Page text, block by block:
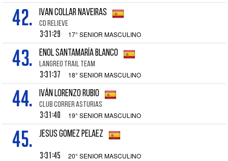
42. IVAN COLLAR NAVEIRAS
CD RELIEVE
3:31:29 17° SENIOR MASCULINO
43. ENOL SANTAMARÍA BLANCO
LANGREO TRAIL TEAM
3:31:37 18° SENIOR MASCULINO
44. IVÁN LORENZO RUBIO
CLUB CORRER ASTURIAS
3:31:40 19° SENIOR MASCULINO
45. JESUS GOMEZ PELAEZ
3:31:45 20° SENIOR MASCULINO